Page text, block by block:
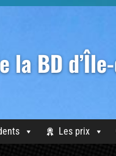
la BD
Les prix